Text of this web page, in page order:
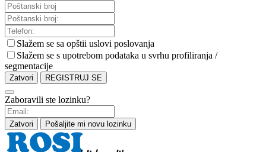
Slažem se sa opštii uslovi poslovanja
Slažem se s upotrebom podataka u svrhu profiliranja /
segmentacije
Zatvori REGISTRUJ SE
Zaboravili ste lozinku?
Zatvori Pošaljite mi novu lozinku